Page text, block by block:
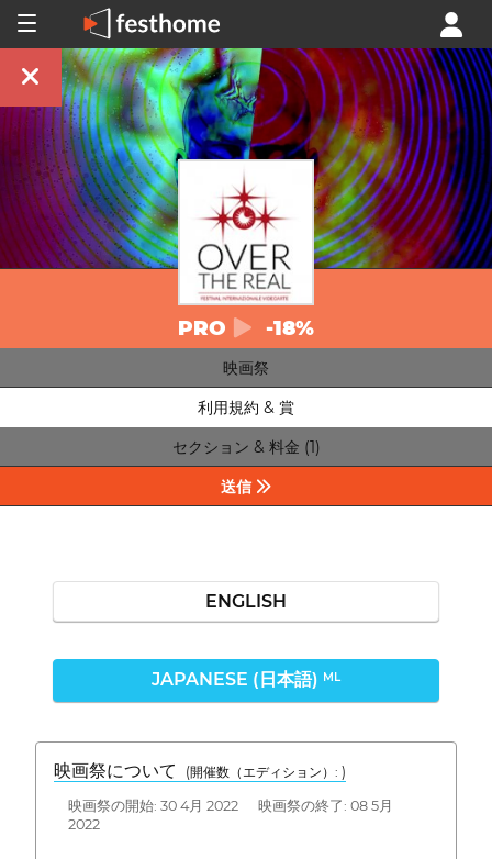
PRO -18%
映画祭
利用規約 & 賞
セクション & 料金 (1)
送信
ENGLISH
JAPANESE (日本語) ML
映画祭について (開催数（エディション）: )
映画祭の開始: 30 4月 2022 映画祭の終了: 08 5月
2022